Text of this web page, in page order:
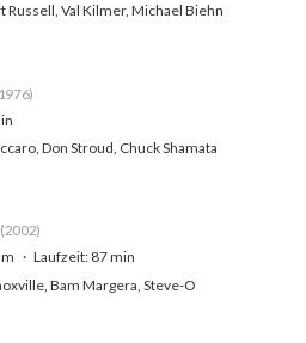
Russell, Val Kilmer, Michael Biehn
Don Stroud, Chuck Shamata
(2002)
Laufzeit: 87 min
Bam Margera, Steve-O